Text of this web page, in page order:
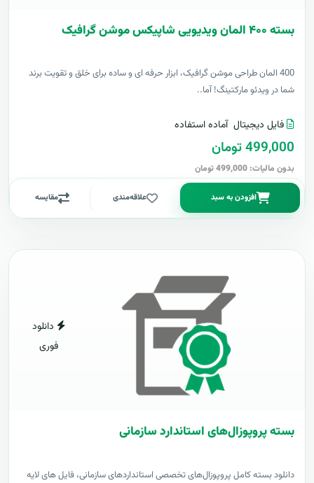
بسته ۴۰۰ المان ویدیویی شاپیکس موشن گرافیک
400 المان طراحی موشن گرافیک، ابزار حرفه ای و ساده برای خلق و تقویت برند
شما در ویدئو مارکتینگ! آما..
فایل دیجیتال آماده استفاده
499,000 تومان
بدون مالیات: 499,000 تومان
افزودن به سبد علاقه‌مندی مقایسه
دانلود
فوری
بسته پروپوزال‌های استاندارد سازمانی
دانلود بسته کامل پروپوزال‌های تخصصی استانداردهای سازمانی، فایل های لایه